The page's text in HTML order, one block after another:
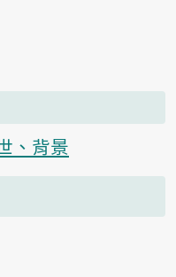
、背景